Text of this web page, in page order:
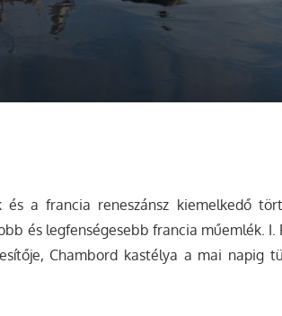
és a francia reneszánsz kiemelkedő
és legfenségesebb francia műemlék. I.
Chambord kastélya a mai napig